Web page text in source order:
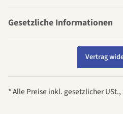
Gesetzliche Informationen
Vertrag
* Alle Preise inkl. gesetzlicher USt.,